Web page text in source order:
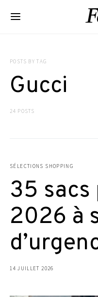
POSTS BY TAG
Gucci
24 POSTS
SÉLECTIONS SHOPPING
35 sacs
2026 à
14 JUILLET 2026